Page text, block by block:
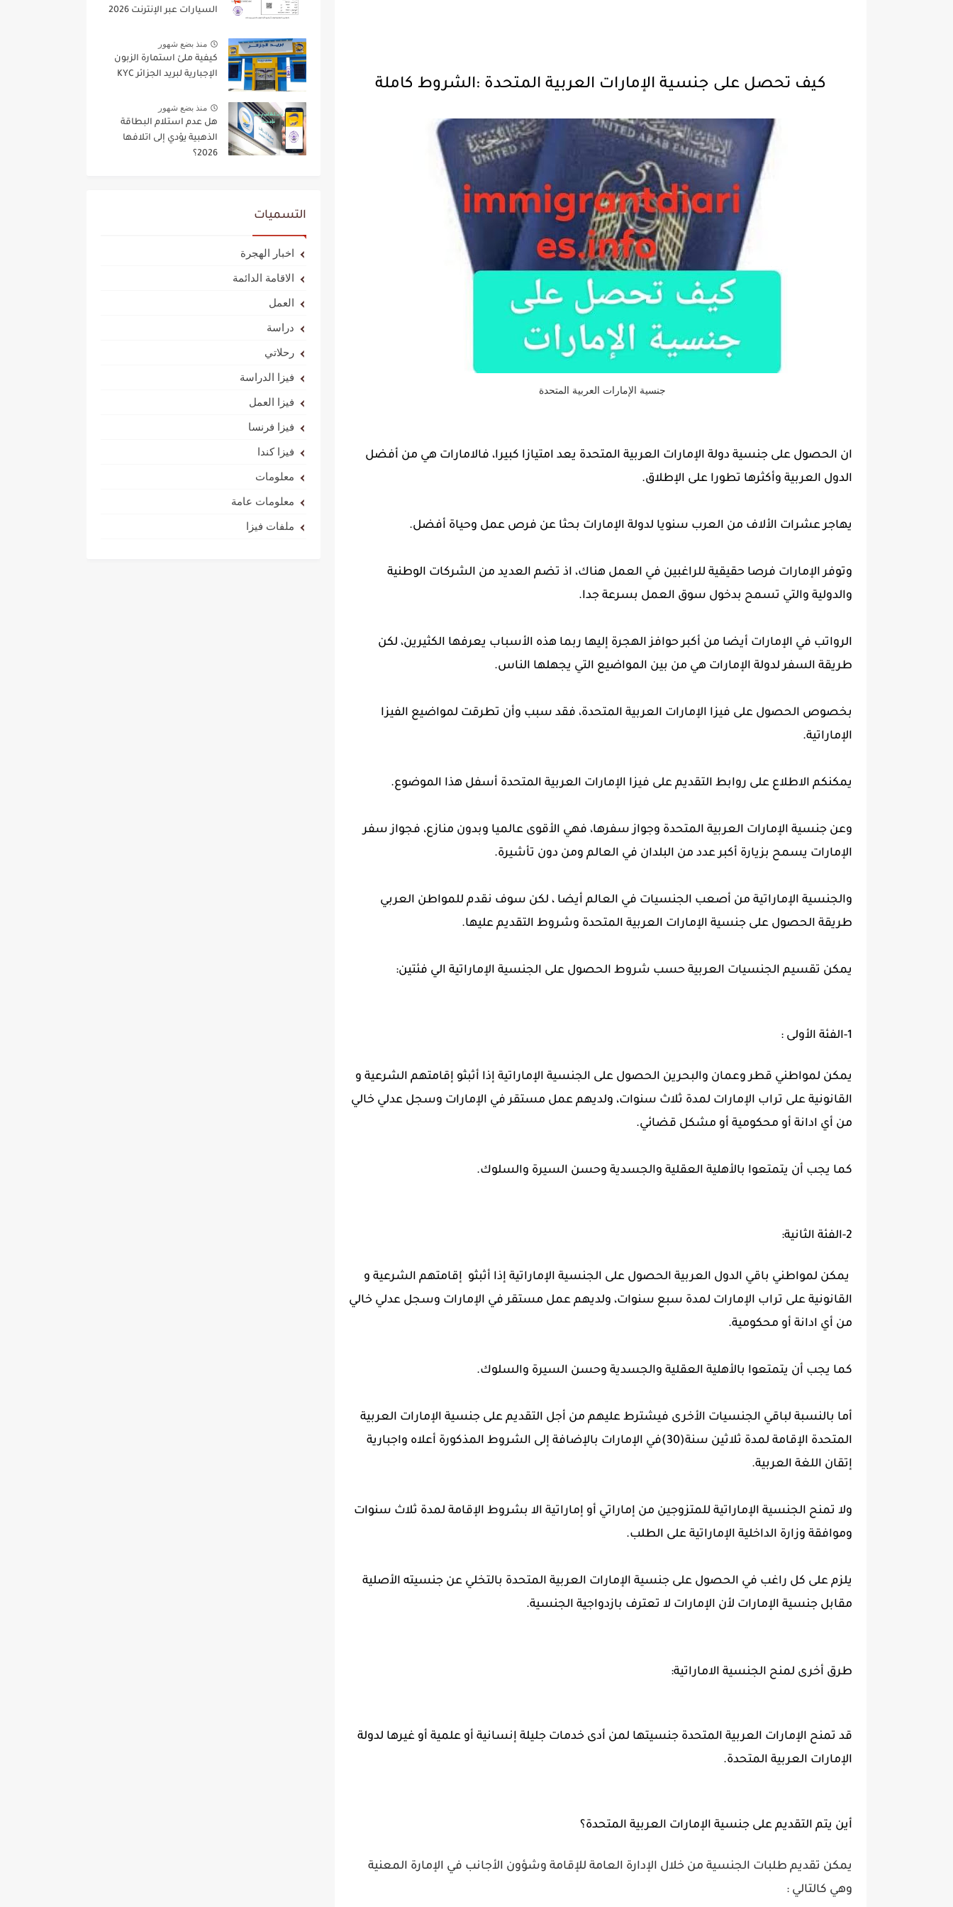
كيف تحصل على جنسية الإمارات العربية المتحدة :الشروط كاملة
جنسية الإمارات العربية المتحدة
ان الحصول على جنسية دولة الإمارات العربية المتحدة يعد امتيازا كبيرا، فالامارات هي من أفضل
الدول العربية وأكثرها تطورا على الإطلاق.
يهاجر عشرات الألاف من العرب سنويا لدولة الإمارات بحثا عن فرص عمل وحياة أفضل.
وتوفر الإمارات فرصا حقيقية للراغبين في العمل هناك، اذ تضم العديد من الشركات الوطنية
والدولية والتي تسمح بدخول سوق العمل بسرعة جدا.
الرواتب في الإمارات أيضا من أكبر حوافز الهجرة إليها ربما هذه الأسباب يعرفها الكثيرين، لكن
طريقة السفر لدولة الإمارات هي من بين المواضيع التي يجهلها الناس.
بخصوص الحصول على فيزا الإمارات العربية المتحدة، فقد سبب وأن تطرقت لمواضيع الفيزا
الإماراتية.
يمكنكم الاطلاع على روابط التقديم على فيزا الإمارات العربية المتحدة أسفل هذا الموضوع.
وعن جنسية الإمارات العربية المتحدة وجواز سفرها، فهي الأقوى عالميا وبدون منازع، فجواز سفر
الإمارات يسمح بزيارة أكبر عدد من البلدان في العالم ومن دون تأشيرة.
والجنسية الإماراتية من أصعب الجنسيات في العالم أيضا ، لكن سوف نقدم للمواطن العربي
طريقة الحصول على جنسية الإمارات العربية المتحدة وشروط التقديم عليها.
يمكن تقسيم الجنسيات العربية حسب شروط الحصول على الجنسية الإماراتية الي فئتين:
1-الفئة الأولى :
يمكن لمواطني قطر وعمان والبحرين الحصول على الجنسية الإماراتية إذا أثبثو إقامتهم الشرعية و
القانونية على تراب الإمارات لمدة ثلاث سنوات، ولديهم عمل مستقر في الإمارات وسجل عدلي خالي
من أي ادانة أو محكومية أو مشكل قضائي.
كما يجب أن يتمتعوا بالأهلية العقلية والجسدية وحسن السيرة والسلوك.
2-الفئة الثانية:
يمكن لمواطني باقي الدول العربية الحصول على الجنسية الإماراتية إذا أثبثو إقامتهم الشرعية و
القانونية على تراب الإمارات لمدة سبع سنوات، ولديهم عمل مستقر في الإمارات وسجل عدلي خالي
من أي ادانة أو محكومية.
كما يجب أن يتمتعوا بالأهلية العقلية والجسدية وحسن السيرة والسلوك.
أما بالنسبة لباقي الجنسيات الأخرى فيشترط عليهم من أجل التقديم على جنسية الإمارات العربية
المتحدة الإقامة لمدة ثلاثين سنة(30)في الإمارات بالإضافة إلى الشروط المذكورة أعلاه واجبارية
إتقان اللغة العربية.
ولا تمنح الجنسية الإماراتية للمتزوجين من إماراتي أو إماراتية الا بشروط الإقامة لمدة ثلاث سنوات
وموافقة وزارة الداخلية الإماراتية على الطلب.
يلزم على كل راغب في الحصول على جنسية الإمارات العربية المتحدة بالتخلي عن جنسيته الأصلية
مقابل جنسية الإمارات لأن الإمارات لا تعترف بازدواجية الجنسية.
طرق أخرى لمنح الجنسية الاماراتية:
قد تمنح الإمارات العربية المتحدة جنسيتها لمن أدى خدمات جليلة إنسانية أو علمية أو غيرها لدولة
الإمارات العربية المتحدة.
أين يتم التقديم على جنسية الإمارات العربية المتحدة؟
يمكن تقديم طلبات الجنسية من خلال الإدارة العامة للإقامة وشؤون الأجانب في الإمارة المعنية
وهي كالتالي :
السيارات عبر الإنترنت 2026
منذ بضع شهور
كيفية ملئ استمارة الزبون
الإجبارية لبريد الجزائر KYC
منذ بضع شهور
هل عدم استلام البطاقة
الذهبية يؤدي إلى اتلافها
2026؟
التسميات
اخبار الهجرة
الاقامة الدائمة
العمل
دراسة
رحلاتي
فيزا الدراسة
فيزا العمل
فيزا فرنسا
فيزا كندا
معلومات
معلومات عامة
ملفات فيزا